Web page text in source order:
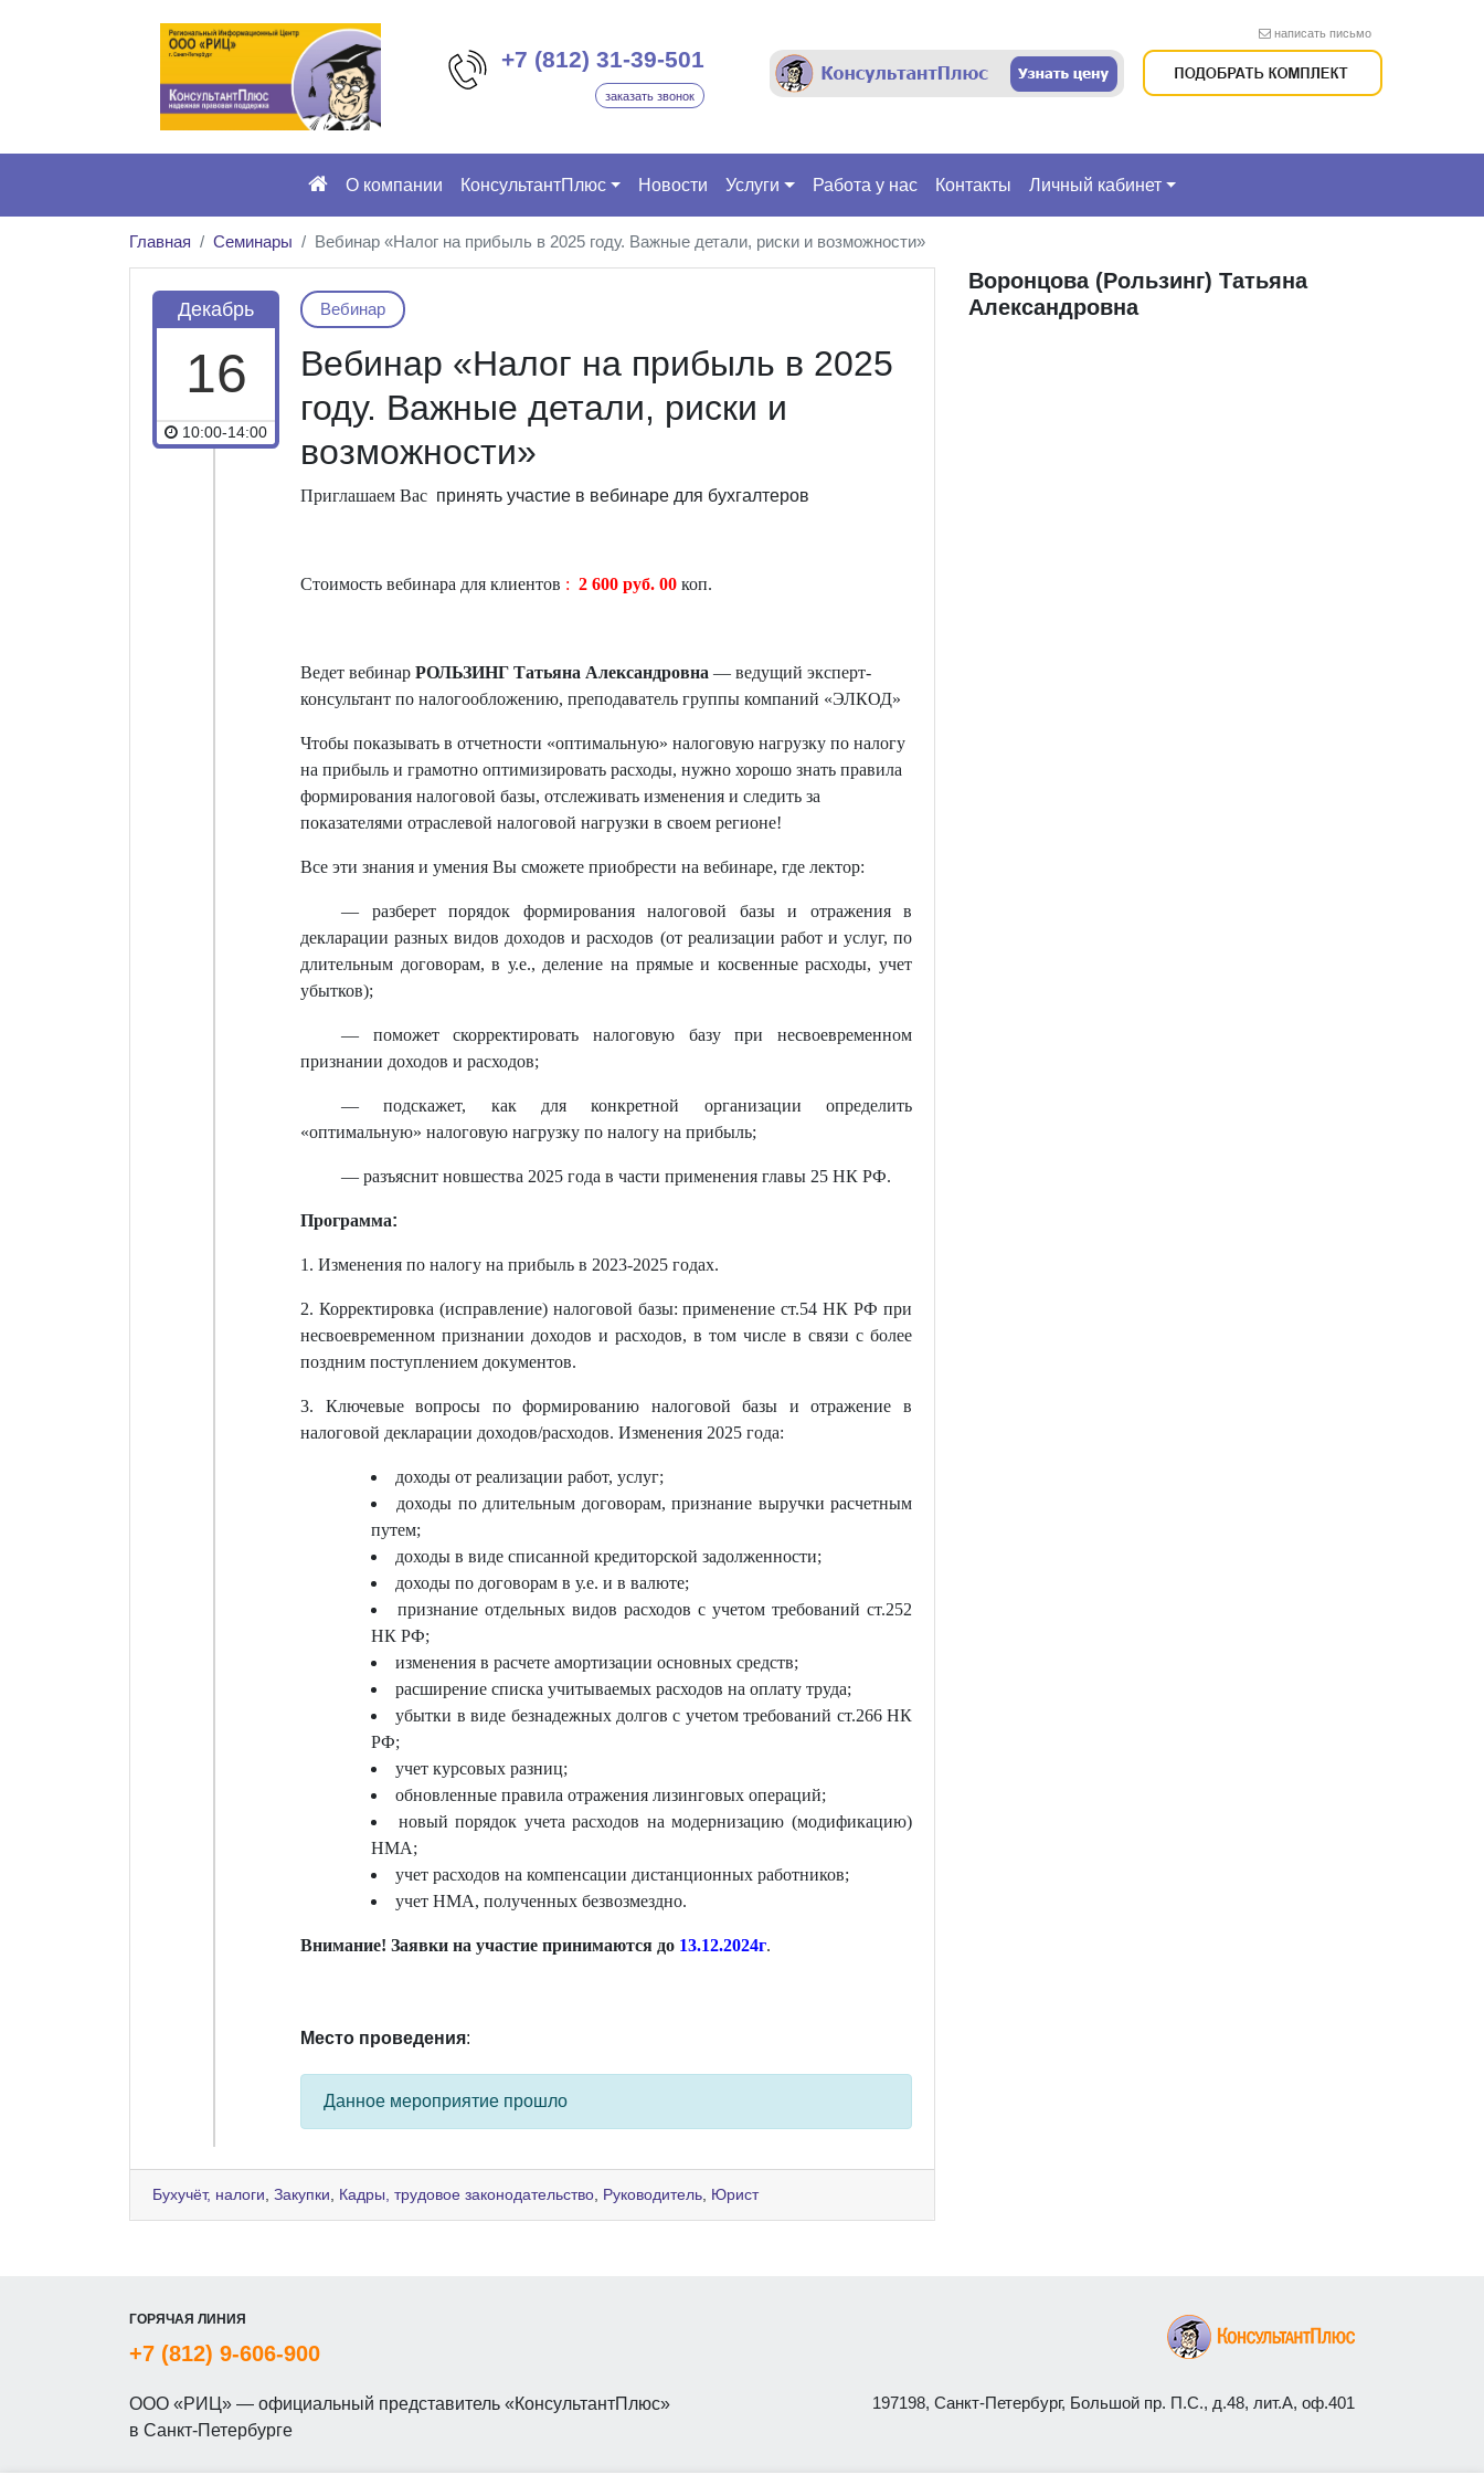
+7 (812) 31-39-501
заказать звонок
написать письмо
О компании КонсультантПлюс Новости Услуги Работа у нас Контакты Личный кабинет
Главная Семинары Вебинар «Налог на прибыль в 2025 году. Важные детали, риски и возможности»
Декабрь
16
10:00-14:00
Вебинар
Вебинар «Налог на прибыль в 2025
году. Важные детали, риски и
возможности»
Приглашаем Вас принять участие в вебинаре для бухгалтеров
Стоимость вебинара для клиентов : 2 600 руб. 00 коп.
Ведет вебинар РОЛЬЗИНГ Татьяна Александровна — ведущий эксперт-
консультант по налогообложению, преподаватель группы компаний «ЭЛКОД»
Чтобы показывать в отчетности «оптимальную» налоговую нагрузку по налогу
на прибыль и грамотно оптимизировать расходы, нужно хорошо знать правила
формирования налоговой базы, отслеживать изменения и следить за
показателями отраслевой налоговой нагрузки в своем регионе!
Все эти знания и умения Вы сможете приобрести на вебинаре, где лектор:
— разберет порядок формирования налоговой базы и отражения в
декларации разных видов доходов и расходов (от реализации работ и услуг, по
длительным договорам, в у.е., деление на прямые и косвенные расходы, учет
убытков);
— поможет скорректировать налоговую базу при несвоевременном
признании доходов и расходов;
— подскажет, как для конкретной организации определить
«оптимальную» налоговую нагрузку по налогу на прибыль;
— разъяснит новшества 2025 года в части применения главы 25 НК РФ.
Программа:
1. Изменения по налогу на прибыль в 2023-2025 годах.
2. Корректировка (исправление) налоговой базы: применение ст.54 НК РФ при
несвоевременном признании доходов и расходов, в том числе в связи с более
поздним поступлением документов.
3. Ключевые вопросы по формированию налоговой базы и отражение в
налоговой декларации доходов/расходов. Изменения 2025 года:
доходы от реализации работ, услуг;
доходы по длительным договорам, признание выручки расчетным
путем;
доходы в виде списанной кредиторской задолженности;
доходы по договорам в у.е. и в валюте;
признание отдельных видов расходов с учетом требований ст.252
НК РФ;
изменения в расчете амортизации основных средств;
расширение списка учитываемых расходов на оплату труда;
убытки в виде безнадежных долгов с учетом требований ст.266 НК
РФ;
учет курсовых разниц;
обновленные правила отражения лизинговых операций;
новый порядок учета расходов на модернизацию (модификацию)
НМА;
учет расходов на компенсации дистанционных работников;
учет НМА, полученных безвозмездно.
Внимание! Заявки на участие принимаются до 13.12.2024г.
Место проведения:
Данное мероприятие прошло
Бухучёт, налоги Закупки Кадры, трудовое законодательство Руководитель Юрист
Воронцова (Рользинг) Татьяна
Александровна
ГОРЯЧАЯ ЛИНИЯ
+7 (812) 9-606-900
ООО «РИЦ» — официальный представитель «КонсультантПлюс»
в Санкт-Петербурге
197198, Санкт-Петербург, Большой пр. П.С., д.48, лит.А, оф.401